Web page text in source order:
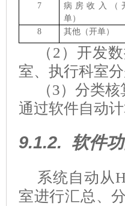
7 病房收入
（
单）
8 其他 （开单）
（ 2 ）开发
室、执行科室
（3）分类
通过软件自动计
9.1.2. 软件
系统自动从
室进行汇总、